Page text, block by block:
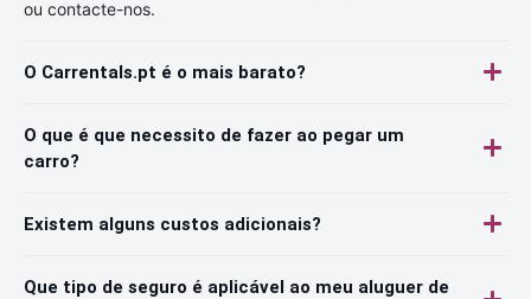
ou contacte-nos.
O Carrentals.pt é o mais barato?
O que é que necessito de fazer ao pegar um
carro?
Existem alguns custos adicionais?
Que tipo de seguro é aplicável ao meu aluguer de